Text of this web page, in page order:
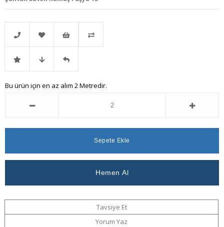
Telefonla
Sipariş
Favorilere
Ekle
İstek
Listeme
İndirimli Fiyat
Ver
Gelince
Bu ürün için en az alım 2 Metredir.
Tavsiye Et
Yorum Yaz